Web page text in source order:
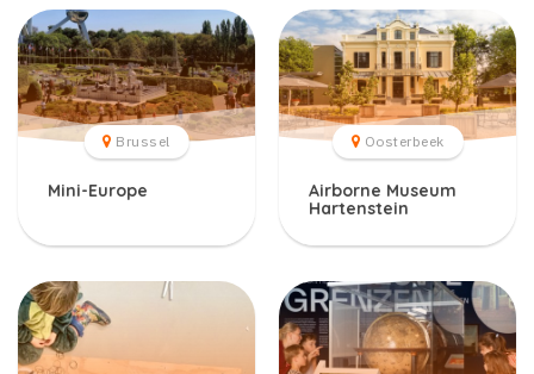
Brussel
Mini-Europe
Oosterbeek
Airborne Museum
Hartenstein